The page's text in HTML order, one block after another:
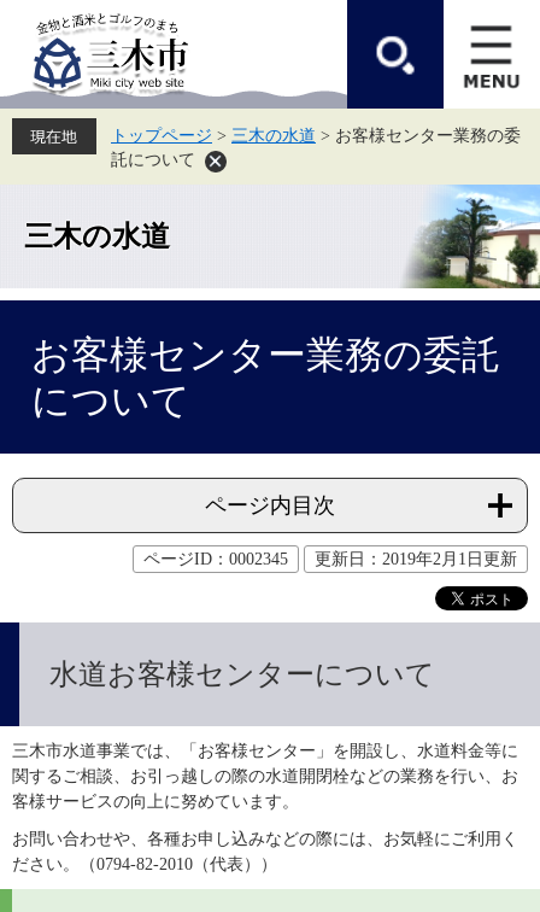
先
頭
を
飛
て
トップページ > 三木の水道 > お客様センター業務の委
託について
三木の水道
お客様センター業務の委託
について
ページ内目次
ページID：0002345 更新日：2019年2月1日更新
水道お客様センターについて
三木市水道事業では、「お客様センター」を開設し、水道料金等に
関するご相談、お引っ越しの際の水道開閉栓などの業務を行い、お
客様サービスの向上に努めています。
お問い合わせや、各種お申し込みなどの際には、お気軽にご利用く
ださい。（0794-82-2010（代表））